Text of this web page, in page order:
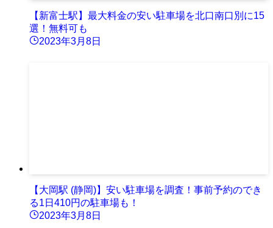
【新富士駅】最大料金の安い駐車場を北口南口別に15
選！無料可も
2023年3月8日
【大岡駅 (静岡)】安い駐車場を調査！事前予約のでき
る1日410円の駐車場も！
2023年3月8日